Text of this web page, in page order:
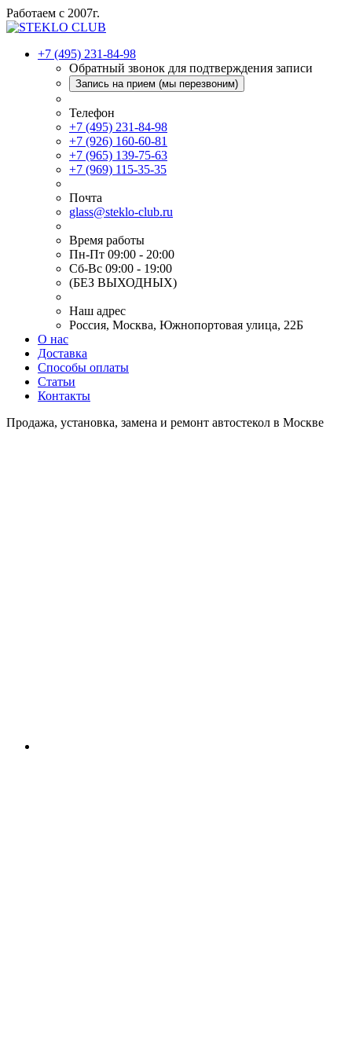
Работаем с 2007г.
+7 (495) 231-84-98
Обратный звонок для подтверждения записи
Запись на прием (мы перезвоним)
Телефон
+7 (495) 231-84-98
+7 (926) 160-60-81
+7 (965) 139-75-63
+7 (969) 115-35-35
Почта
glass@steklo-club.ru
Время работы
Пн-Пт 09:00 - 20:00
Сб-Вс 09:00 - 19:00
(БЕЗ ВЫХОДНЫХ)
Наш адрес
Россия, Москва, Южнопортовая улица, 22Б
О нас
Доставка
Способы оплаты
Статьи
Контакты
Продажа, установка, замена и ремонт автостекол в Москве